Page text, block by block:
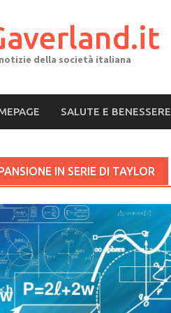
della società italiana
SALUTE E BENESSERE
IN SERIE DI TAYLOR